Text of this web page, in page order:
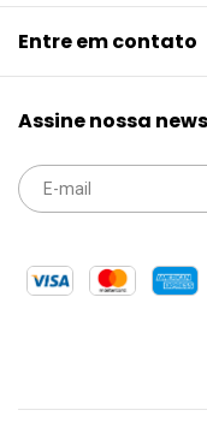
Entre em contato
Assine nossa